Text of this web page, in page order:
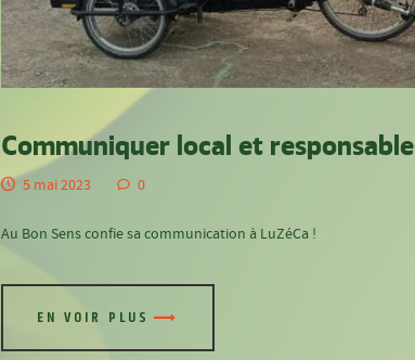
Communiquer local et responsable
5 mai 2023 0
Au Bon Sens confie sa communication à LuZéCa !
EN VOIR PLUS